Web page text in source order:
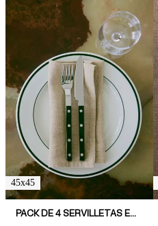
45x45
PACK DE 4 SERVILLETAS EN MEZCLA DE LINO